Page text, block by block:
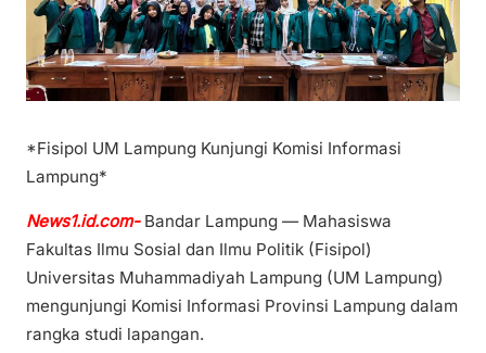
*Fisipol UM Lampung Kunjungi Komisi Informasi
Lampung*
News1.id.com-Bandar Lampung — Mahasiswa
Fakultas Ilmu Sosial dan Ilmu Politik (Fisipol)
Universitas Muhammadiyah Lampung (UM Lampung)
mengunjungi Komisi Informasi Provinsi Lampung dalam
rangka studi lapangan.